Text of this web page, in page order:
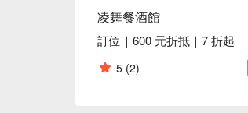
【A5 和牛朴葉燒】和牛滑嫩
🍽️ 口碑必點
【秘製羊肩排】鮮嫩多汁，
凌舞餐酒館
訂位｜600 元折抵｜7 折起
5 (2)